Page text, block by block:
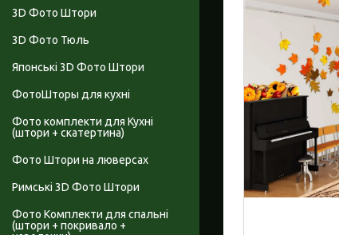
3D Фото Штори
3D Фото Тюль
Японські 3D Фото Штори
ФотоШторы для кухні
Фото комплекти для Кухні
(штори + скатертина)
Фото Штори на люверсах
Римські 3D Фото Штори
Фото Комплекти для спальні
(штори + покривало +